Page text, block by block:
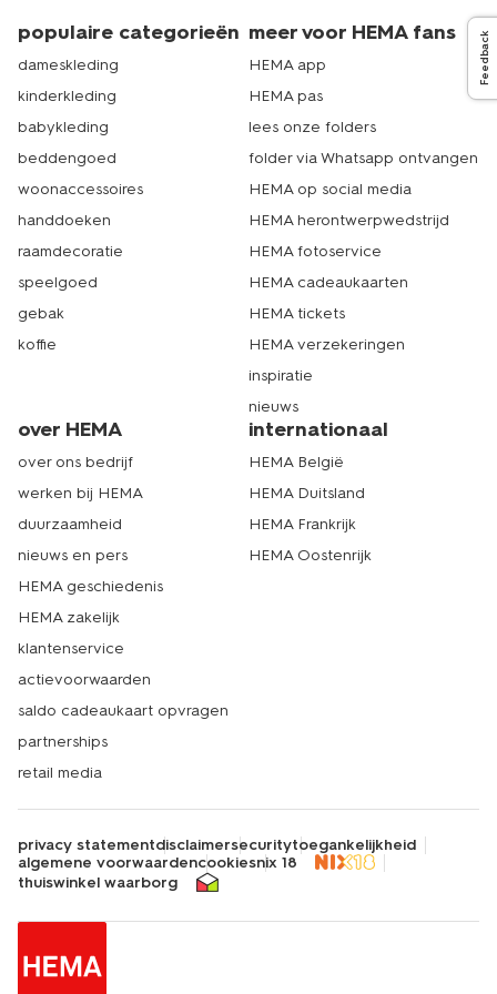
Feedback
populaire categorieën
dameskleding
kinderkleding
babykleding
beddengoed
woonaccessoires
handdoeken
raamdecoratie
speelgoed
gebak
koffie
meer voor HEMA fans
HEMA app
HEMA pas
lees onze folders
folder via Whatsapp ontvangen
HEMA op social media
HEMA herontwerpwedstrijd
HEMA fotoservice
HEMA cadeaukaarten
HEMA tickets
HEMA verzekeringen
inspiratie
nieuws
over HEMA
over ons bedrijf
werken bij HEMA
duurzaamheid
nieuws en pers
HEMA geschiedenis
HEMA zakelijk
klantenservice
actievoorwaarden
saldo cadeaukaart opvragen
partnerships
retail media
internationaal
HEMA België
HEMA Duitsland
HEMA Frankrijk
HEMA Oostenrijk
privacy statementdisclaimersecuritytoegankelijkheid
algemene voorwaardencookiesnix 18
thuiswinkel waarborg